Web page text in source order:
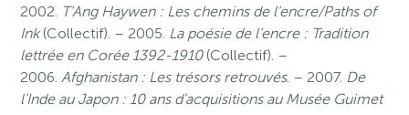
2002. T’Ang Haywen : Les chemins de l’encre/Paths of
Ink(Collectif). – 2005. La poésie de l’encre : Tradition
lettrée en Corée 1392-1910 (Collectif). –
2006.Afghanistan : Les trésors retrouvés. – 2007. De
l’Inde au Japon : 10 ans d’acquisitions au Musée Guimet